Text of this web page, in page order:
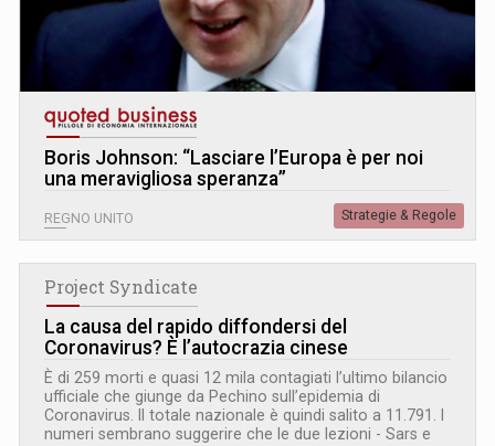
Boris Johnson: “Lasciare l’Europa è per noi
una meravigliosa speranza”
REGNO UNITO Strategie & Regole
Project Syndicate
La causa del rapido diffondersi del
Coronavirus? È l’autocrazia cinese
È di 259 morti e quasi 12 mila contagiati l’ultimo bilancio
ufficiale che giunge da Pechino sull’epidemia di
Coronavirus. Il totale nazionale è quindi salito a 11.791. I
numeri sembrano suggerire che le due lezioni - Sars e